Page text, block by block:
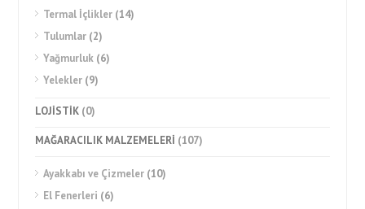
Termal İçlikler (14)
Tulumlar (2)
Yağmurluk (6)
Yelekler (9)
LOJİSTİK (0)
MAĞARACILIK MALZEMELERİ (107)
Ayakkabı ve Çizmeler (10)
El Fenerleri (6)